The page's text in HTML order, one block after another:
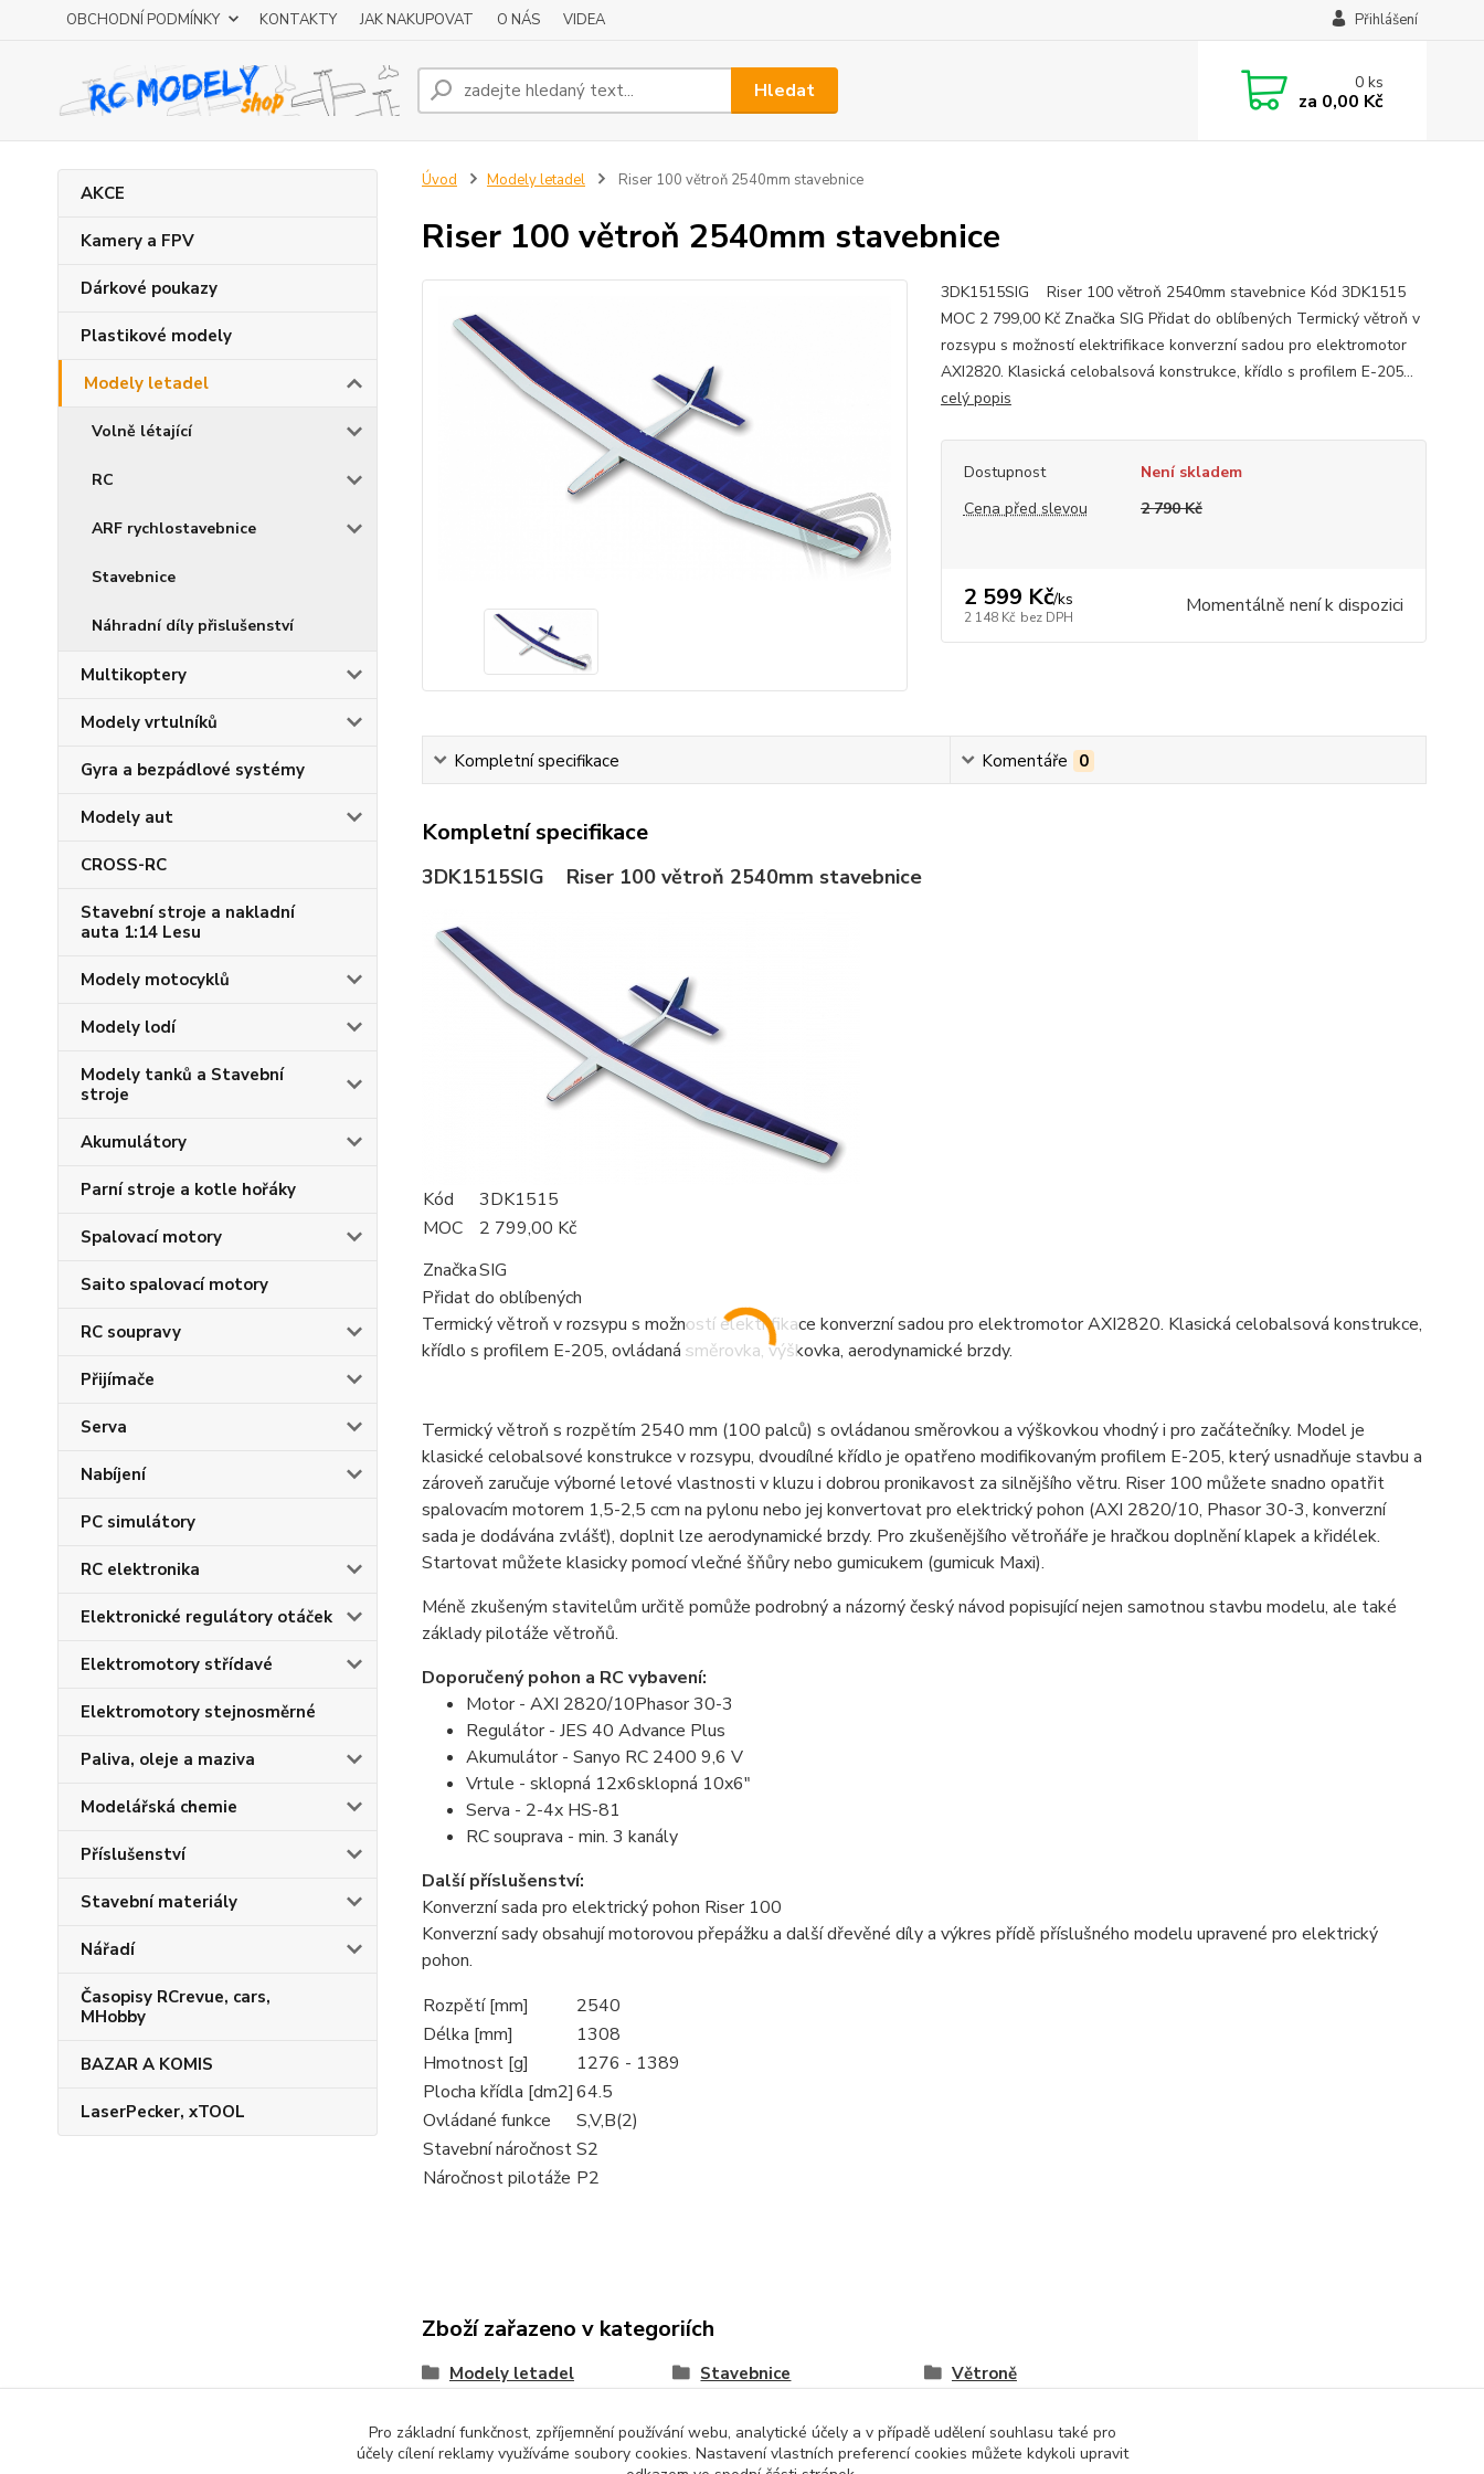
OBCHODNÍ PODMÍNKY KONTAKTY JAK NAKUPOVAT O NÁS VIDEA Přihlášení
Hledat 0ks
za 0,00 Kč
AKCE
Kamery a FPV
Dárkové poukazy
Plastikové modely
Modely letadel
Volně létající
RC
ARF rychlostavebnice
Stavebnice
Náhradní díly přislušenství
Multikoptery
Modely vrtulníků
Gyra a bezpádlové systémy
Modely aut
CROSS-RC
Stavební stroje a nakladní
auta 1:14 Lesu
Modely motocyklů
Modely lodí
Modely tanků a Stavební
stroje
Akumulátory
Parní stroje a kotle hořáky
Spalovací motory
Saito spalovací motory
RC soupravy
Přijímače
Serva
Nabíjení
PC simulátory
RC elektronika
Elektronické regulátory otáček
Elektromotory střídavé
Elektromotory stejnosměrné
Paliva, oleje a maziva
Modelářská chemie
Příslušenství
Stavební materiály
Nářadí
Časopisy RCrevue, cars,
MHobby
BAZAR A KOMIS
LaserPecker, xTOOL
Úvod Modely letadel Riser 100 větroň 2540mm stavebnice
Riser 100 větroň 2540mm stavebnice
3DK1515SIG Riser 100 větroň 2540mm stavebnice Kód 3DK1515
MOC 2 799,00 Kč Značka SIG Přidat do oblíbených Termický větroň v
rozsypu s možností elektrifikace konverzní sadou pro elektromotor
AXI2820. Klasická celobalsová konstrukce, křídlo s profilem E-205...
celý popis
Dostupnost
Není skladem
Cena před slevou
2 790 Kč
2 599 Kč/ks
2 148 Kč bez DPH Momentálně není k dispozici
Kompletní specifikace Komentáře 0
Kompletní specifikace
3DK1515SIG Riser 100 větroň 2540mm stavebnice
Kód
3DK1515
MOC
2 799,00 Kč
ZnačkaSIG
Přidat do oblíbených
Termický větroň v rozsypu s možností elektrifikace konverzní sadou pro elektromotor AXI2820. Klasická celobalsová konstrukce,
křídlo s profilem E-205, ovládaná směrovka, výškovka, aerodynamické brzdy.
Termický větroň s rozpětím 2540 mm (100 palců) s ovládanou směrovkou a výškovkou vhodný i pro začátečníky. Model je
klasické celobalsové konstrukce v rozsypu, dvoudílné křídlo je opatřeno modifikovaným profilem E-205, který usnadňuje stavbu a
zároveň zaručuje výborné letové vlastnosti v kluzu i dobrou pronikavost za silnějšího větru. Riser 100 můžete snadno opatřit
spalovacím motorem 1,5-2,5 ccm na pylonu nebo jej konvertovat pro elektrický pohon (AXI 2820/10, Phasor 30-3, konverzní
sada je dodávána zvlášť), doplnit lze aerodynamické brzdy. Pro zkušenějšího větroňáře je hračkou doplnění klapek a křidélek.
Startovat můžete klasicky pomocí vlečné šňůry nebo gumicukem (gumicuk Maxi).
Méně zkušeným stavitelům určitě pomůže podrobný a názorný český návod popisující nejen samotnou stavbu modelu, ale také
základy pilotáže větroňů.
Doporučený pohon a RC vybavení:
Motor - AXI 2820/10Phasor 30-3
Regulátor - JES 40 Advance Plus
Akumulátor - Sanyo RC 2400 9,6 V
Vrtule - sklopná 12x6sklopná 10x6"
Serva - 2-4x HS-81
RC souprava - min. 3 kanály
Další příslušenství:
Konverzní sada pro elektrický pohon Riser 100
Konverzní sady obsahují motorovou přepážku a další dřevěné díly a výkres přídě příslušného modelu upravené pro elektrický
pohon.
Rozpětí [mm]
2540
Délka [mm]
1308
Hmotnost [g]
1276 - 1389
Plocha křídla [dm2]64.5
Ovládané funkce
S,V,B(2)
Stavební náročnostS2
Náročnost pilotáže P2
Zboží zařazeno v kategoriích
Modely letadel Stavebnice Větroně
Pro základní funkčnost, zpříjemnění používání webu, analytické účely a v případě udělení souhlasu také pro
účely cílení reklamy využíváme soubory cookies. Nastavení vlastních preferencí cookies můžete kdykoli upravit